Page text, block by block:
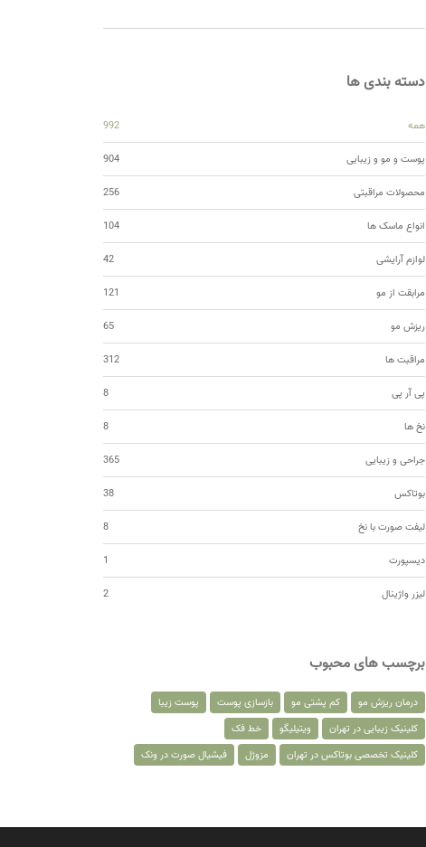
دسته بندی ها
همه 992
پوست و مو و زیبایی 904
محصولات مراقبتی 256
انواع ماسک ها 104
لوازم آرایشی 42
مرابقت از مو 121
ریزش مو 65
مراقبت ها 312
پی آر پی 8
نخ ها 8
جراحی و زیبایی 365
بوتاکس 38
لیفت صورت با نخ 8
دیسپورت 1
لیزر واژینال 2
برچسب های محبوب
درمان ریزش مو کم پشتی مو بازسازی پوست
پوست زیبا
کلینیک زیبایی در تهران
ویتیلیگو
خط فک
کلینیک تخصصی بوتاکس در تهران
مزوژل فیشیال صورت در ونک